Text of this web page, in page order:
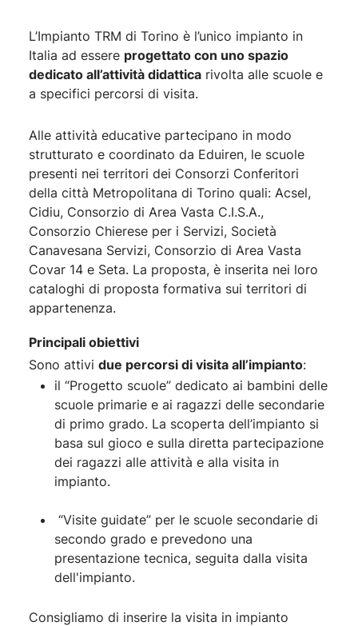
L’Impianto TRM di Torino è l’unico impianto in
Italia ad essere progettato con uno spazio
dedicato all’attività didattica rivolta alle scuole e
a specifici percorsi di visita.
Alle attività educative partecipano in modo
strutturato e coordinato da Eduiren, le scuole
presenti nei territori dei Consorzi Conferitori
della città Metropolitana di Torino quali: Acsel,
Cidiu, Consorzio di Area Vasta C.I.S.A.,
Consorzio Chierese per i Servizi, Società
Canavesana Servizi, Consorzio di Area Vasta
Covar 14 e Seta. La proposta, è inserita nei loro
cataloghi di proposta formativa sui territori di
appartenenza.
Principali obiettivi
Sono attivi due percorsi di visita all’impianto:
il “Progetto scuole” dedicato ai bambini delle
scuole primarie e ai ragazzi delle secondarie
di primo grado. La scoperta dell’impianto si
basa sul gioco e sulla diretta partecipazione
dei ragazzi alle attività e alla visita in
impianto.
“Visite guidate” per le scuole secondarie di
secondo grado e prevedono una
presentazione tecnica, seguita dalla visita
dell'impianto.
Consigliamo di inserire la visita in impianto